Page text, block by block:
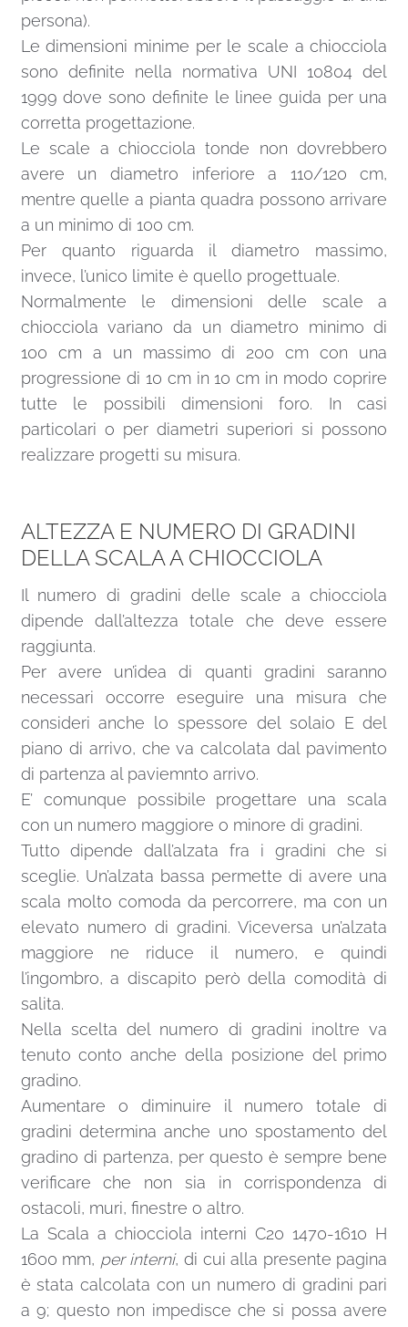
NORMATIVE
UNI 10959-1
Scale a chiocciola – resistenza
meccanica ai carichi
UNI 10803-99
Terminologia e classificazione
UNI 10805-99 Ringhiere e balaustre o parapetti
prefabbricati. Determinazione della resistenza
meccancia a carico statico di colonne e
colonne-piantone
Ringhiere e balaustre o parapetti
prefabbricati. Determinazione della resistenza
meccancia ai carichi statici distribuiti
UNI 10807-99
Ringhiere e balaustre o parapetti
prefabbricati. Determinazione della resistenza
meccancia ai carichi dinamici
UNI 10809-99
Ringhiere e balaustre o parapetti
prefabbricati. Dimensioni, prstazioni meccaniche
e sequenza delle prove
NOTE
Precauzioni d’uso
I trattamenti superficiali possono mutare la
colorazione ed il tono se esposti a luce diretta.
Non esporre la scala a fonti di calore oltre i 45°.
Manutenzione
A posa eseguita verificare il completo serraggio
di tutta la viteria che sarà da ricontrollare dopo
circa 12 mesi.
Pulizia
Terminata la posa pulire le parti in vista della
scala. La pulizia ordinaria deve essere eseguita
con un panno umido senza prodotti abrasivi o
solventi.
Scala a chiocciola interni C20 1470-1610 H 1600
mm istruzioni di montaggio
LARGHEZZA E DIAMETRO DELLE
SCALE A CHIOCCIOLA
La scelta della larghezza della scale a
chiocciola è spesso vincolata dalle dimensioni
del vano e del foro a disposizione. È buona
regola scegliere un diametro che sia alcuni cm
inferiore a quello del foro in modo da avere la